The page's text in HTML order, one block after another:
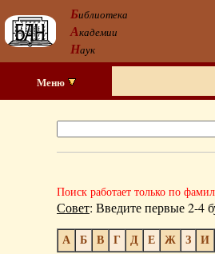
Библиотека
Академии
Наук
Меню
Поиск работает только по
Совет: Введите первые 2-4
А Б В Г Д Е Ж З И